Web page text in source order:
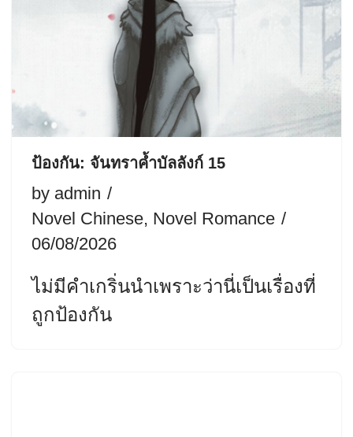
ป้องกัน: จันทราค้ำบัลลังก์ 15
by admin
Novel Chinese, Novel Romance
06/08/2026
ไม่มีคำเกริ่นนำเพราะว่านี่เป็นเรื่องที่
ถูกป้องกัน